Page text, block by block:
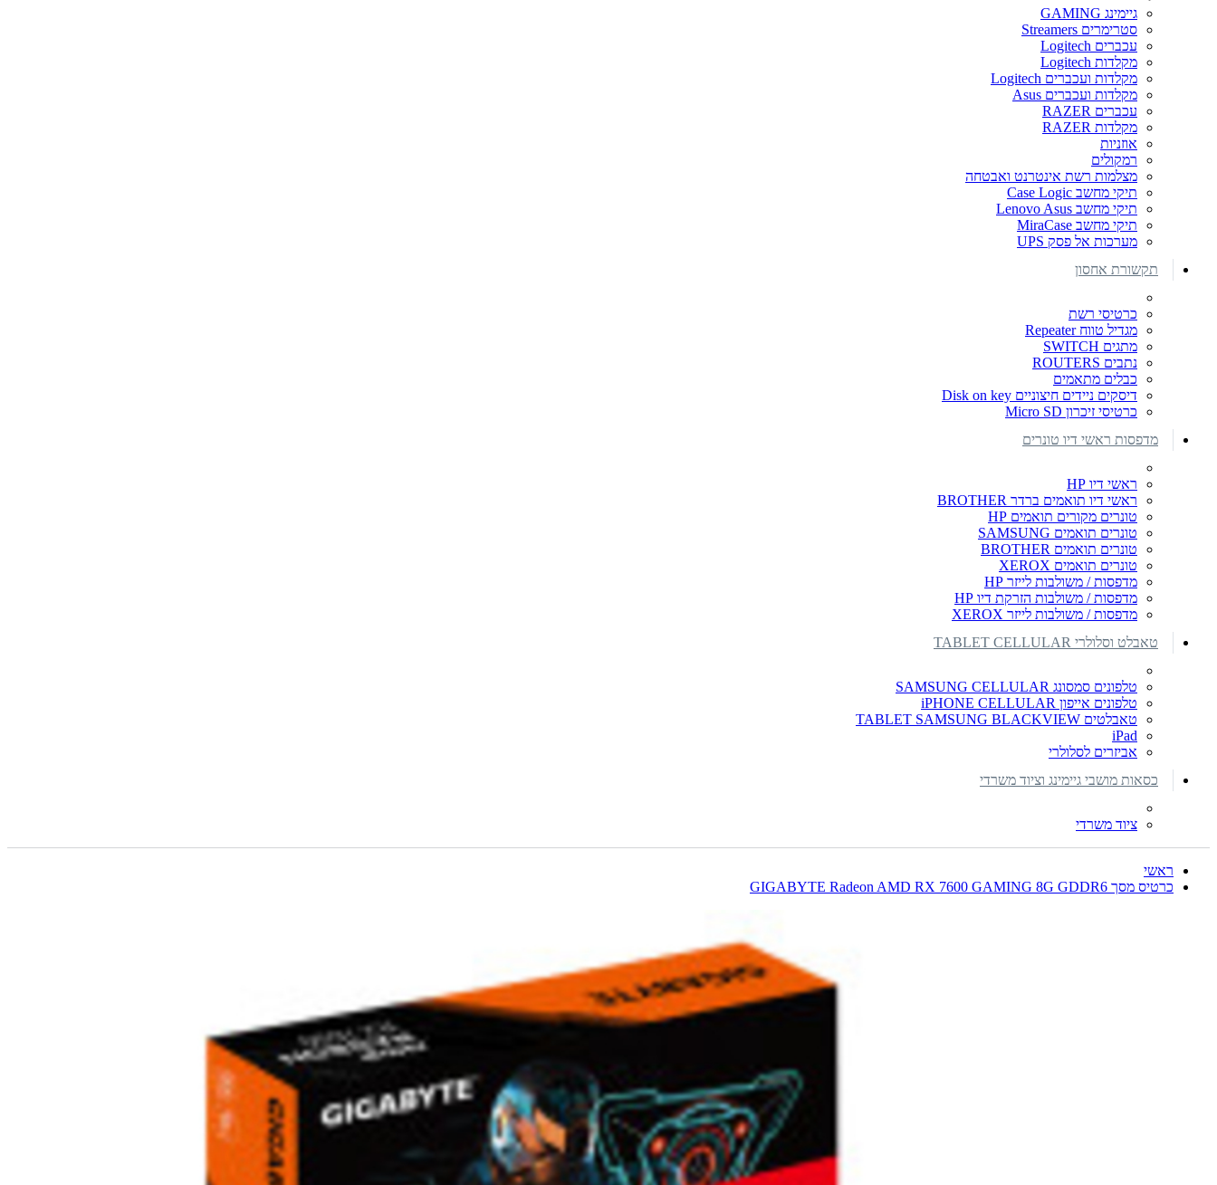
גיימינג GAMING
סטרימרים Streamers
עכברים Logitech
מקלדות Logitech
מקלדות ועכברים Logitech
מקלדות ועכברים Asus
עכברים RAZER
מקלדות RAZER
אוזניות
רמקולים
מצלמות רשת אינטרנט ואבטחה
תיקי מחשב Case Logic
תיקי מחשב Lenovo Asus
תיקי מחשב MiraCase
מערכות אל פסק UPS
תקשורת אחסון
כרטיסי רשת
מגדיל טווח Repeater
מתגים SWITCH
נתבים ROUTERS
כבלים מתאמים
דיסקים ניידים חיצוניים Disk on key
כרטיסי זיכרון Micro SD
מדפסות ראשי דיו טונרים
ראשי דיו HP
ראשי דיו תואמים ברדר BROTHER
טונרים מקורים תואמים HP
טונרים תואמים SAMSUNG
טונרים תואמים BROTHER
טונרים תואמים XEROX
מדפסות / משולבות לייזר HP
מדפסות / משולבות הזרקת דיו HP
מדפסות / משולבות לייזר XEROX
טאבלט וסלולרי TABLET CELLULAR
טלפונים סמסונג SAMSUNG CELLULAR
טלפונים אייפון iPHONE CELLULAR
טאבלטים TABLET SAMSUNG BLACKVIEW
iPad
אביזרים לסלולרי
כסאות מושבי גיימינג וציוד משרדי
ציוד משרדי
ראשי
כרטיס מסך GIGABYTE Radeon AMD RX 7600 GAMING 8G GDDR6